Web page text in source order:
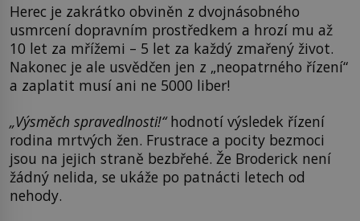
Herec je zakrátko obviněn z dvojnásobného
usmrcení dopravním prostředkem a hrozí mu až
10 let za mřížemi – 5 let za každý zmařený život.
Nakonec je ale usvědčen jen z „neopatrného řízení“
a zaplatit musí ani ne 5000 liber!
„Výsměch spravedlnosti!“hodnotí výsledek řízení
rodina mrtvých žen. Frustrace a pocity bezmoci
jsou na jejich straně bezbřehé. Že Broderick není
žádný nelida, se ukáže po patnácti letech od
nehody.